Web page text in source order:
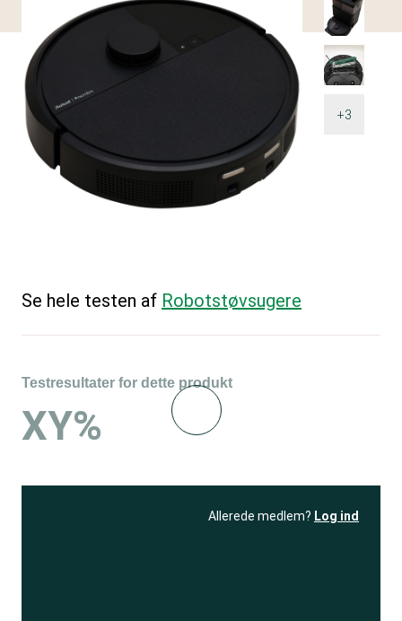
+3
Se hele testen af Robotstøvsugere
Testresultater for dette produkt
XY%
Allerede medlem? Log ind